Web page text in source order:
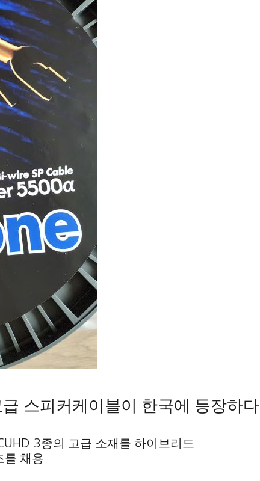
급 스피커케이블이 한국에 등장하다
3종의 고급 소재를 하이브리드
를 채용